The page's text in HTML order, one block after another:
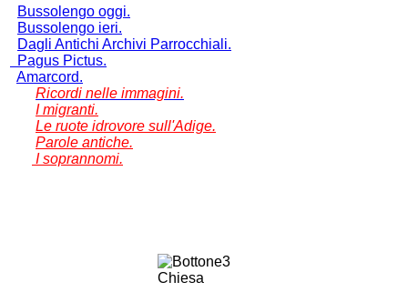
Bussolengo oggi.
Bussolengo ieri.
Dagli Antichi Archivi Parrocchiali.
Pagus Pictus.
Amarcord.
Ricordi nelle immagini.
I migranti.
Le ruote idrovore sull'Adige.
Parole antiche.
I soprannomi.